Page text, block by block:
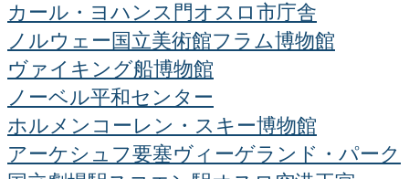
カール・ヨハンス門オスロ市庁舎
ノルウェー国立美術館フラム博物館
ヴァイキング船博物館
ノーベル平和センター
ホルメンコーレン・スキー博物館
アーケシュフ要塞ヴィーゲランド・パーク